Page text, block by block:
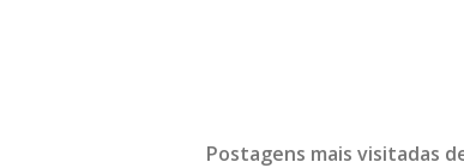
Postagens mais visitadas